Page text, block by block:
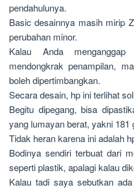
pendahulunya.
Basic desainnya masih mirip
perubahan minor.
Kalau Anda
mendongkrak penampilan,
boleh dipertimbangkan.
Secara desain, hp ini terlihat
Begitu dipegang, bisa
yang lumayan berat, yakni 181
Tidak heran karena ini adalah
Bodinya sendiri terbuat dari
seperti plastik, apalagi kalau
Kalau tadi saya sebutkan